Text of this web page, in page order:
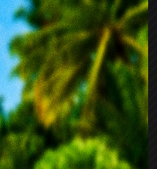
3 4 5
10 11 12
17 18
24 25 26